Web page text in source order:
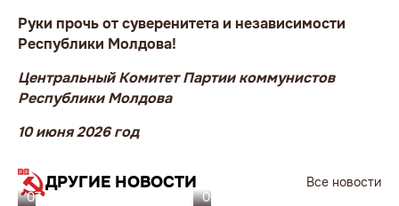
Руки прочь от суверенитета и независимости
Республики Молдова!
Центральный Комитет Партии коммунистов
Республики Молдова
10 июня 2026 год
ДРУГИЕ НОВОСТИ
Все новости
07.08.26
06.08.26